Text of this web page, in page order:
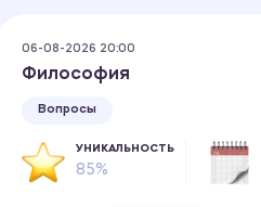
06-08-2026 20:00
Философия
Вопросы
УНИКАЛЬНОСТЬ
85%